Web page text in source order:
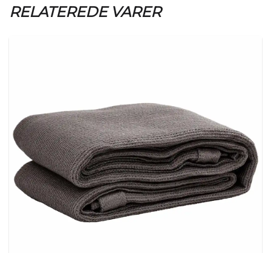
RELATEREDE VARER